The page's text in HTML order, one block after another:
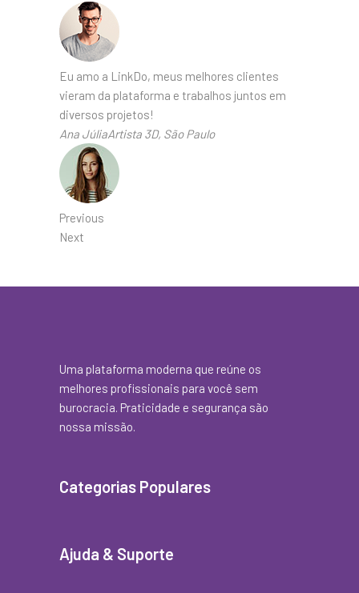
Eu amo a LinkDo, meus melhores clientes
vieram da plataforma e trabalhos juntos em
diversos projetos!
Ana JúliaArtista 3D, São Paulo
Previous
Next
Uma plataforma moderna que reúne os
melhores profissionais para você sem
burocracia. Praticidade e segurança são
nossa missão.
Categorias Populares
Ajuda & Suporte